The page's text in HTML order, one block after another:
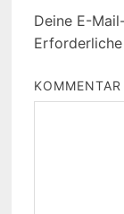
Deine E-
KOMMENTAR